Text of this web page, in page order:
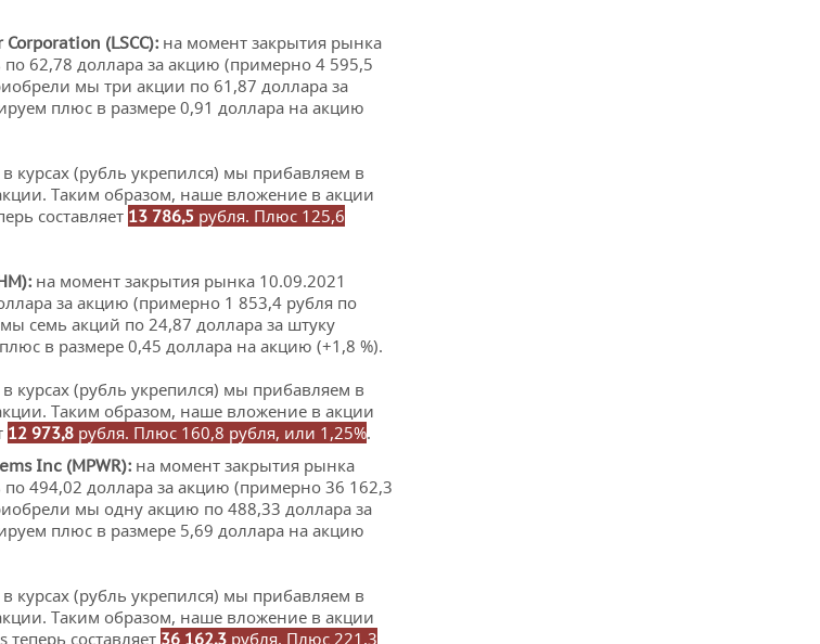
Corporation (LSCC): на момент закрытия рынка
по 62,78 доллара за акцию (примерно 4 595,5
мы три акции по 61,87 доллара за
плюс в размере 0,91 доллара на акцию
курсах (рубль укрепился) мы прибавляем в
Таким образом, наше вложение в акции
составляет 13 786,5 рубля. Плюс 125,6
): на момент закрытия рынка 10.09.2021
за акцию (примерно 1 853,4 рубля по
семь акций по 24,87 доллара за штуку
в размере 0,45 доллара на акцию (+1,8 %).
курсах (рубль укрепился) мы прибавляем в
Таким образом, наше вложение в акции
12 973,8 рубля. Плюс 160,8 рубля, или 1,25%.
Inc (MPWR): на момент закрытия рынка
по 494,02 доллара за акцию (примерно 36 162,3
мы одну акцию по 488,33 доллара за
плюс в размере 5,69 доллара на акцию
курсах (рубль укрепился) мы прибавляем в
Таким образом, наше вложение в акции
составляет 36 162,3 рубля. Плюс 221,3